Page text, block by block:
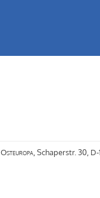
Osteuropa, Schaperstr. 30,